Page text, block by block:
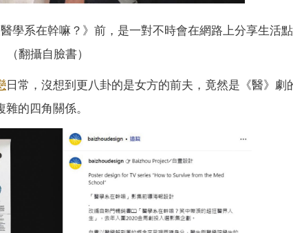
學系在幹嘛？》前，是一對不時會在網路上分享生活
（翻攝自臉書）
日常，沒想到更八卦的是女方的前夫，竟然是《醫》劇
的四角關係。